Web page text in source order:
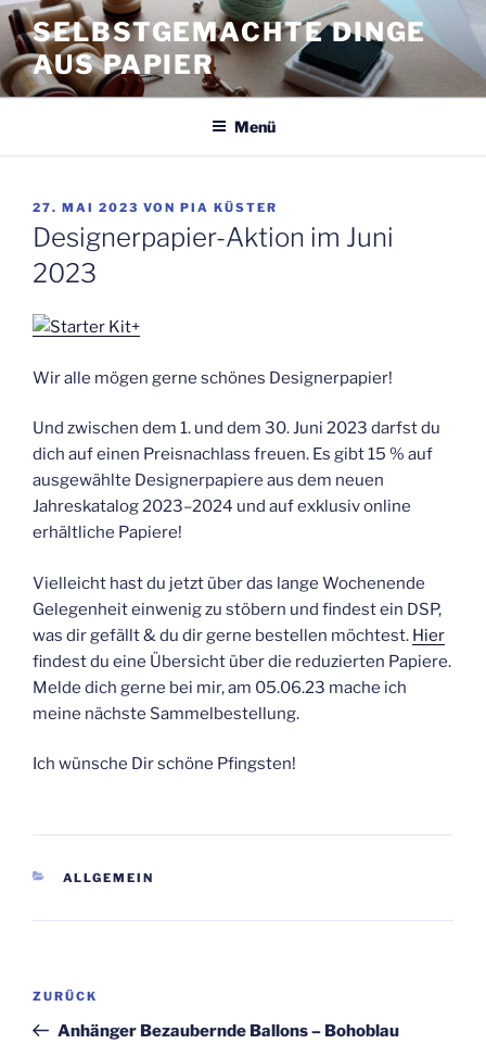
Zum
Inhalt
springen
SELBSTGEMACHTE DINGE
AUS PAPIER
Menü
VERÖFFENTLICHT
AM
27. MAI 2023 VON PIA KÜSTER
Designerpapier-Aktion im Juni
2023
Wir alle mögen gerne schönes Designerpapier!
Und zwischen dem 1. und dem 30. Juni 2023 darfst du
dich auf einen Preisnachlass freuen. Es gibt 15 % auf
ausgewählte Designerpapiere aus dem neuen
Jahreskatalog 2023–2024 und auf exklusiv online
erhältliche Papiere!
Vielleicht hast du jetzt über das lange Wochenende
Gelegenheit einwenig zu stöbern und findest ein DSP,
was dir gefällt & du dir gerne bestellen möchtest. Hier
findest du eine Übersicht über die reduzierten Papiere.
Melde dich gerne bei mir, am 05.06.23 mache ich
meine nächste Sammelbestellung.
Ich wünsche Dir schöne Pfingsten!
KATEGORIEN
ALLGEMEIN
Beitragsnavigation
Vorheriger
Beitrag
ZURÜCK
Anhänger Bezaubernde Ballons – Bohoblau